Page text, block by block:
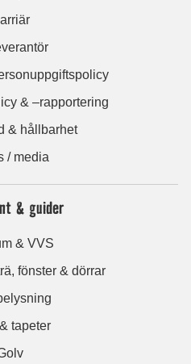
& –rapportering
& hållbarhet
/ media
& guider
& VVS
fönster & dörrar
tapeter